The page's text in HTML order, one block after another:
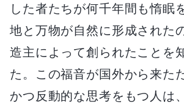
した者たちが何千年間も惰眠
地と万物が自然に形成された
造主によって創られたことを
た。この福音が国外から来た
かつ反動的な思考をもつ人は